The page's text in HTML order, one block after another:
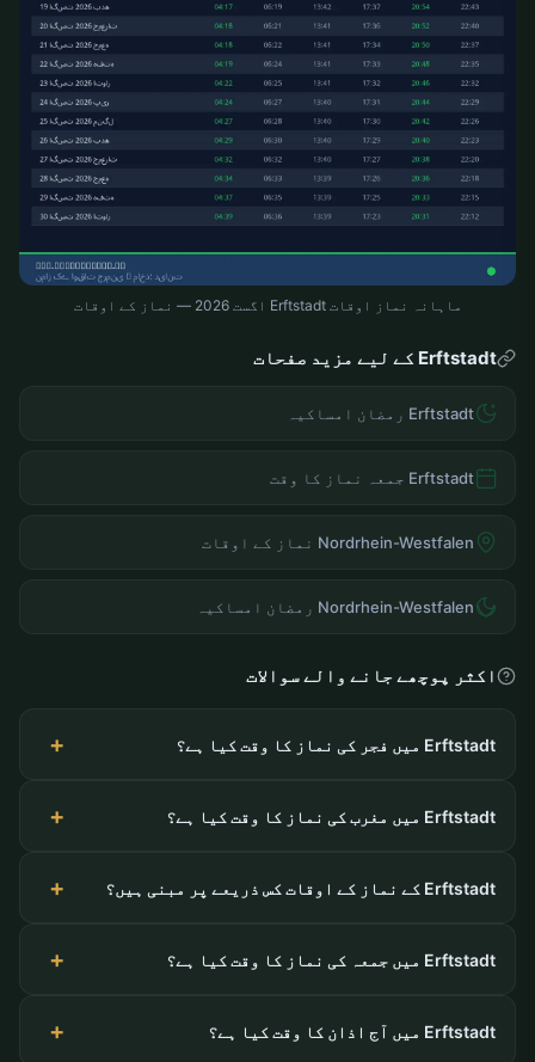
ماہانہ نماز اوقات Erftstadt اگست 2026 — نماز کے اوقات
Erftstadt کے لیے مزید صفحات
Erftstadt رمضان امساکیہ
Erftstadt جمعہ نماز کا وقت
Nordrhein-Westfalen نماز کے اوقات
Nordrhein-Westfalen رمضان امساکیہ
اکثر پوچھے جانے والے سوالات
Erftstadt میں فجر کی نماز کا وقت کیا ہے؟
Erftstadt میں مغرب کی نماز کا وقت کیا ہے؟
Erftstadt کے نماز کے اوقات کس ذریعے پر مبنی ہیں؟
Erftstadt میں جمعہ کی نماز کا وقت کیا ہے؟
Erftstadt میں آج اذان کا وقت کیا ہے؟